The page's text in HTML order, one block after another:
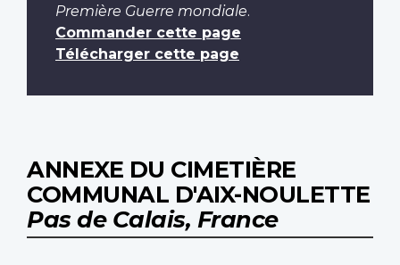
Première Guerre mondiale.
Commander cette page
Télécharger cette page
ANNEXE DU CIMETIÈRE
COMMUNAL D'AIX-NOULETTE
Pas de Calais, France